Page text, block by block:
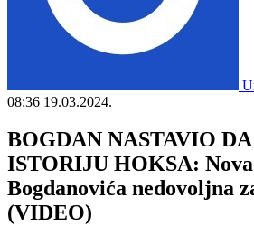
08:36 19.03.2024.
BOGDAN NASTAVIO
ISTORIJU HOKSA:
Bogdanovića nedovoljna
(VIDEO)